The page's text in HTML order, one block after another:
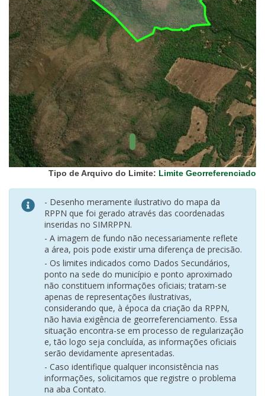
1:1.000.000
(ANA)
Biomas
(IBGE)
Vegetação
(IBGE)
Rodovias
(IBGE)
Relevo
(IBGE)
Tipo de Arquivo do Limite: Limite Georreferenciado
- Desenho meramente ilustrativo do mapa da
RPPN que foi gerado através das coordenadas
inseridas no SIMRPPN.
- A imagem de fundo não necessariamente reflete
a área, pois pode existir uma diferença de precisão.
- Os limites indicados como Dados Secundários,
ponto na sede do município e ponto aproximado
não constituem informações oficiais; tratam-se
apenas de representações ilustrativas,
considerando que, à época da criação da RPPN,
não havia exigência de georreferenciamento. Essa
situação encontra-se em processo de regularização
e, tão logo seja concluída, as informações oficiais
serão devidamente apresentadas.
- Caso identifique qualquer inconsistência nas
informações, solicitamos que registre o problema
na aba Contato.